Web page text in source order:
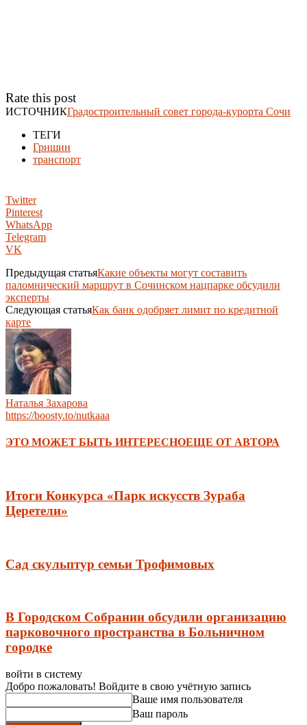
Rate this post
ИСТОЧНИКГрадостроительный совет города-курорта Сочи
ТЕГИ
Гришин
транспорт
Twitter
Pinterest
WhatsApp
Telegram
VK
Предыдущая статьяКакие объекты могут составить
паломнический маршрут в Сочинском нацпарке обсудили
эксперты
Следующая статьяКак банк одобряет лимит по кредитной
карте
Наталья Захарова
https://boosty.to/nutkaaa
ЭТО МОЖЕТ БЫТЬ ИНТЕРЕСНОЕЩЕ ОТ АВТОРА
Итоги Конкурса «Парк искусств Зураба
Церетели»
Сад скульптур семьи Трофимовых
В Городском Собрании обсудили организацию
парковочного пространства в Больничном
городке
войти в систему
Добро пожаловать! Войдите в свою учётную запись
Ваше имя пользователя
Ваш пароль